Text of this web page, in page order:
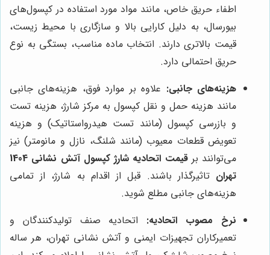
اطفاء حریق خاص، مانند مواد مورد استفاده در کپسول‌های
بیورسال، به دلیل کارایی بالا و سازگاری با محیط زیست،
قیمت بالاتری دارند. انتخاب ماده مناسب، بستگی به نوع
حریق احتمالی دارد.
هزینه‌های جانبی: علاوه بر موارد فوق، هزینه‌های جانبی
مانند هزینه حمل و نقل کپسول به مرکز شارژ، هزینه تست
و بازرسی کپسول (مانند تست هیدرواستاتیک) و هزینه
تعویض قطعات معیوب (مانند شلنگ، نازل و مانومتر) نیز
می‌توانند بر
قیمت اتحادیه شارژ کپسول آتش نشانی 1404
تهران تاثیرگذار باشند. قبل از اقدام به شارژ، از تمامی
هزینه‌های جانبی مطلع شوید.
نرخ مصوب اتحادیه: اتحادیه صنف تولیدکنندگان و
تعمیرکاران تجهیزات ایمنی و آتش نشانی تهران، هر ساله